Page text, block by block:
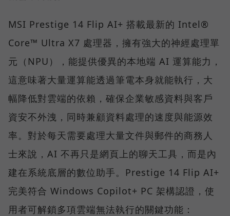
MSI Prestige 14 Flip AI+ 搭載最新的 Intel®
Core™ Ultra X7 處理器，擁有強大的神經處理單
元（NPU），能提供優異的本地端 AI 運算能力，
這意味著大量運算能透過筆電本身就能執行，大
幅降低對雲端的依賴，確保企業敏感資料與客戶
資安不外洩，同時兼顧資料處理的速度與能源效
率。對於每天需要處理大量文件與郵件的商務人
士來說，AI 不再只是網頁上的聊天工具，而是內
建在系統底層的數位助手。Prestige 14 Flip AI+
完美符合 Windows Copilot+ PC 架構認證，使
用者可解鎖多項雲端無法執行的關鍵功能：